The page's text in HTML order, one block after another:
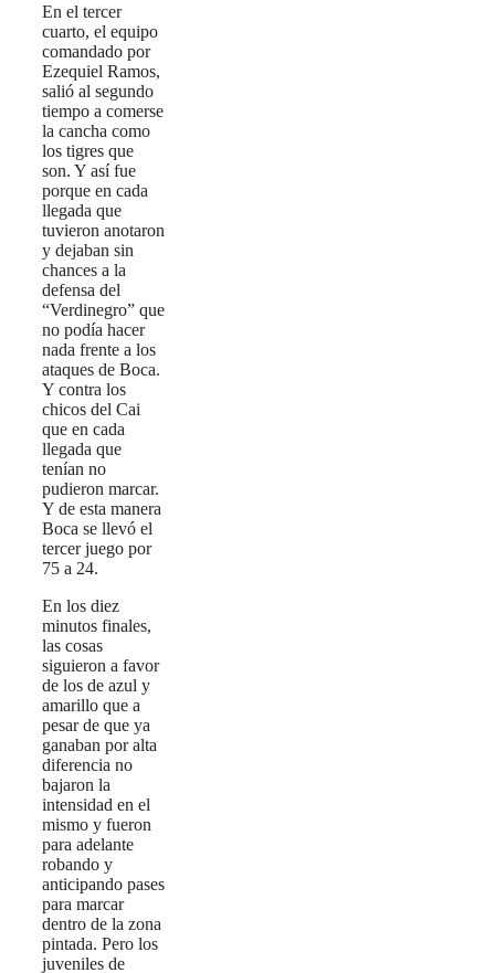
En el tercer
cuarto, el equipo
comandado por
Ezequiel Ramos,
salió al segundo
tiempo a comerse
la cancha como
los tigres que
son. Y así fue
porque en cada
llegada que
tuvieron anotaron
y dejaban sin
chances a la
defensa del
“Verdinegro” que
no podía hacer
nada frente a los
ataques de Boca.
Y contra los
chicos del Cai
que en cada
llegada que
tenían no
pudieron marcar.
Y de esta manera
Boca se llevó el
tercer juego por
75 a 24.
En los diez
minutos finales,
las cosas
siguieron a favor
de los de azul y
amarillo que a
pesar de que ya
ganaban por alta
diferencia no
bajaron la
intensidad en el
mismo y fueron
para adelante
robando y
anticipando pases
para marcar
dentro de la zona
pintada. Pero los
juveniles de